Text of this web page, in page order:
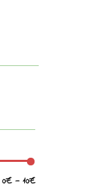
Prix
Prix
0€—10€